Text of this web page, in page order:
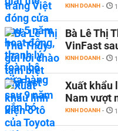
KINH DOANH -
Bà Lê Thị
VinFast
KINH DOANH -
Xuất khẩu
Nam vượt
KINH DOANH -